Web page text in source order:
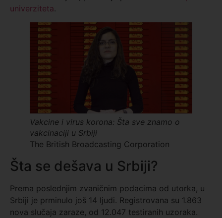
univerziteta.
Vakcine i virus korona: Šta sve znamo o
vakcinaciji u Srbiji
The British Broadcasting Corporation
Šta se dešava u Srbiji?
Prema poslednjim zvaničnim podacima od utorka, u
Srbiji je prminulo još 14 ljudi. Registrovana su 1.863
nova slučaja zaraze, od 12.047 testiranih uzoraka.